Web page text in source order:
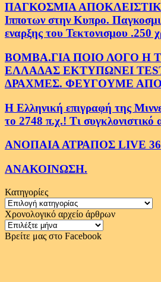
ΠΑΓΚΟΣΜΙΑ
Ιπποτων στην Κυπρο.
εναρξης του Τεκτονισμου .250
ΒΟΜΒΑ.ΓΙΑ ΠΟΙΟ ΛΟΓΟ Η
ΕΛΛΑΔΑΣ ΕΚΤΥΠΩΝΕΙ
ΔΡΑΧΜΕΣ. ΦΕΥΓΟΥΜΕ
Η Ελληνική επιγραφή της
το 2748 π.χ.! Τι συγκλονιστικό
ΑΝΟΠΑΙΑ ΑΤΡΑΠΟΣ LIVE 36
ΑΝΑΚΟΙΝΩΣΗ.
Κατηγορίες
Κατηγορίες
Χρονολογικό αρχείο άρθρων
Χρονολογικό
αρχείο
Βρείτε μας στο Facebook